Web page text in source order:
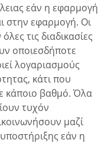
εάν η εφαρμογή
στην εφαρμογή. Οι
τις διαδικασίες
οποιεσδήποτε
λογαριασμούς
κάτι που
κάποιο βαθμό. Όλα
τυχόν
μαζί
εάν η